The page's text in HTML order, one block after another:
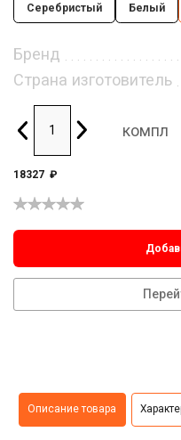
Серебристый Белый
Бренд
Страна изготовитель
компл
18327 ₽
Описание товара